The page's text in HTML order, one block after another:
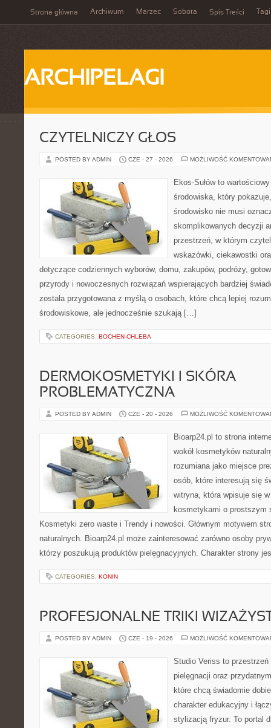
Strona główna Archiwum Marzec Sobota Spis Treści Tagi
ARCHIPELAGI
CZYTELNICZY GŁOS
POSTED BY ADMIN CZE - 27 - 2026 MOŻLIWOŚĆ
Ekos-Sułów to
środowiska, który
środowisko nie musi
skomplikowanych decyzji
przestrzeń, w którym
wskazówki, ciekawostki
dotyczące codziennych wyborów, domu, zakupów, podróży,
przyrody i nowoczesnych rozwiązań wspierających bardziej
została przygotowana z myślą o osobach, które chcą lepiej
środowiskowe, ale jednocześnie szukają […]
CATEGORIES: BOCHEN-CHLEBA
DERMOKOSMETYKI I SKÓRA
PROBLEMATYCZNA
POSTED BY ADMIN CZE - 20 - 2026 MOŻLIWOŚĆ
Bioarp24.pl to strona
wokół kosmetyków
rozumiana jako miejsce
osób, które interesują się
witryna, która wpisuje się
kosmetykami o prostszym
Kosmetyki zero waste i Trendy i nowości. Głównym motywem
naturalnych. Bioarp24.pl może zainteresować zarówno osoby
którzy poszukują produktów pielęgnacyjnych. Charakter strony
CATEGORIES: KONIN
PROFESJONALNE TRIKI
POSTED BY ADMIN CZE - 19 - 2026 MOŻLIWOŚĆ
Studio Veriss to
pielęgnacji oraz
które chcą świadomie
charakter edukacyjny i
stylizacją fryzur. To portal